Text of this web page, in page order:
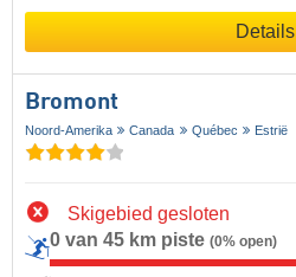
Details
Bromont
Noord-Amerika Canada Québec Estrië
Skigebied gesloten
0 van 45 km piste (0% open)